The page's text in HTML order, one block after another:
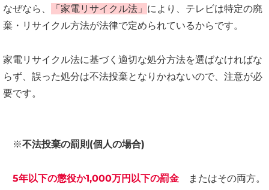
なぜなら、 「家電リサイクル法」 により、テレビは特定の廃
棄・リサイクル方法が法律で定められているからです。
家電リサイクル法に基づく適切な処分方法を選ばなければな
らず、誤った処分は不法投棄となりかねないので、注意が必
要です。
※不法投棄の罰則(個人の場合)
5年以下の懲役か1,000万円以下の罰金 またはその両方。